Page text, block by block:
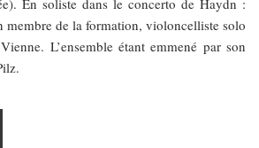
En soliste dans le concerto de Haydn :
membre de la formation, violoncelliste solo
L’ensemble étant emmené par son